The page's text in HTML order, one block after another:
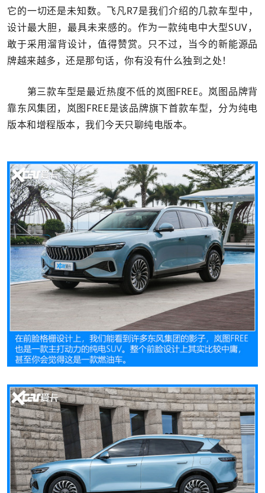
它的一切还是未知数。飞凡R7是我们介绍的几款车型中，
设计最大胆，最具未来感的。作为一款纯电中大型SUV，
敢于采用溜背设计，值得赞赏。只不过，当今的新能源品
牌越来越多，还是那句话，你有没有什么独到之处！
第三款车型是最近热度不低的岚图FREE。岚图品牌背
靠东风集团，岚图FREE是该品牌旗下首款车型，分为纯电
版本和增程版本，我们今天只聊纯电版本。